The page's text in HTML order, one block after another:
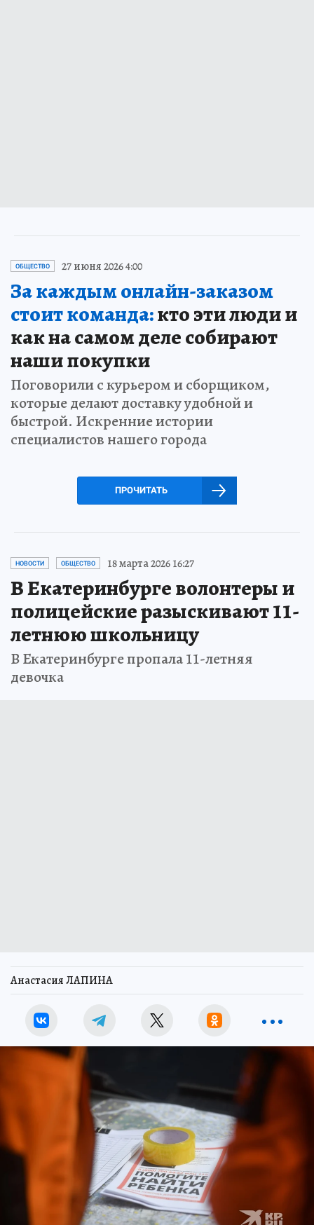
ОБЩЕСТВО 27 июня 2026 4:00
За каждым онлайн-заказом
стоит команда:кто эти люди и
как на самом деле собирают
наши покупки
Поговорили с курьером и сборщиком,
которые делают доставку удобной и
быстрой. Искренние истории
специалистов нашего города
ПРОЧИТАТЬ
НОВОСТИ ОБЩЕСТВО 18 марта 2026 16:27
В Екатеринбурге волонтеры и
полицейские разыскивают 11-
летнюю школьницу
В Екатеринбурге пропала 11-летняя
девочка
Анастасия ЛАПИНА